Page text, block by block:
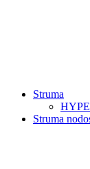
Struma
Struma